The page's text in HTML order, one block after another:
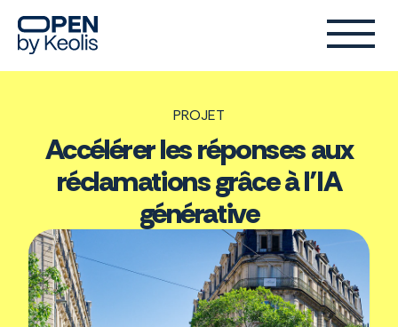
PROJET
Accélérer les réponses aux
réclamations grâce à l’IA
générative